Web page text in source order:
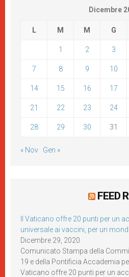
Dicembre
L M M G
1 2 3
7 8 9 10
14 15 16 17
21 22 23 24
28 29 30 31
« Nov Gen »
FEED
Il Vaticano offre 20 punti per un
universale ai vaccini, per un
Dicembre 29, 2020
Comunicato Stampa della
19 e della Pontificia Accademia
Vaticano offre 20 punti per un